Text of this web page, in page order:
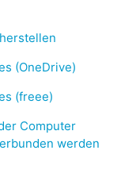
(OneDrive)
(freee)
Computer
werden